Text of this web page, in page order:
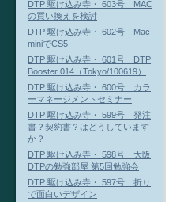
DTP 駆け込み寺・ 603号 MAC
の買い換えを検討
DTP 駆け込み寺・ 602号 Mac
miniでCS5
DTP 駆け込み寺・ 601号 DTP
Booster 014（Tokyo/100619）
DTP 駆け込み寺・ 600号 カラ
ーマネージメントセミナー
DTP 駆け込み寺・ 599号 発注
書？契約書？はどうしています
か？
DTP 駆け込み寺・ 598号 大阪
DTPの勉強部屋 第5回勉強会
DTP 駆け込み寺・ 597号 折り
で面白いデザイン